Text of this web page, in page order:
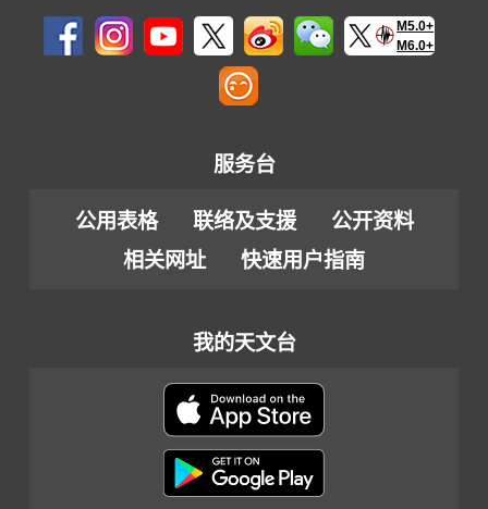
M5.0+
M6.0+
服务台
公用表格 联络及支援
公开资料
相关网址
快速用户指南
我的天文台